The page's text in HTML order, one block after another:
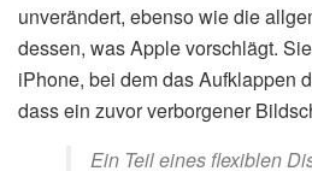
unverändert, ebenso wie die
dessen, was Apple vorschlägt.
iPhone, bei dem das Aufklappen
dass ein zuvor verborgener
Ein Teil eines flexiblen